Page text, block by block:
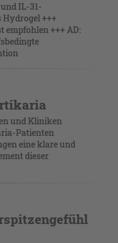
IL-31-
+++
+++ AD:
und Kliniken
Patienten
eine klare und
dieser